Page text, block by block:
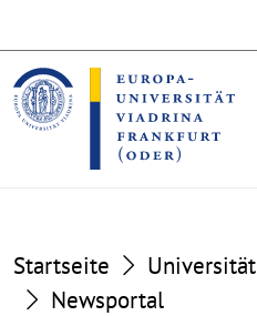
the
content
section
the
footer
section
Startseite Universität
Newsportal